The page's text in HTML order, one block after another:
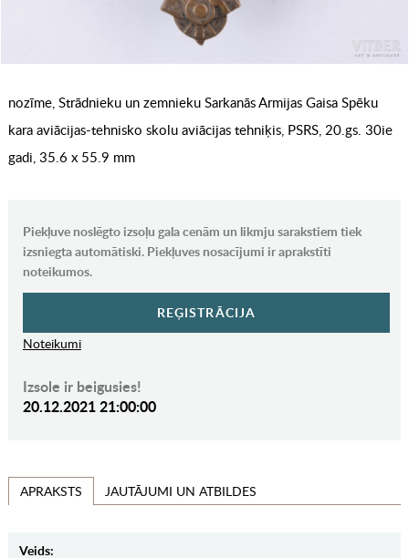
nozīme, Strādnieku un zemnieku Sarkanās Armijas Gaisa Spēku
kara aviācijas-tehnisko skolu aviācijas tehniķis, PSRS, 20.gs. 30ie
gadi, 35.6 x 55.9 mm
Piekļuve noslēgto izsoļu gala cenām un likmju sarakstiem tiek
izsniegta automātiski. Piekļuves nosacījumi ir aprakstīti
noteikumos.
REĢISTRĀCIJA
Noteikumi
Izsole ir beigusies!
20.12.2021 21:00:00
APRAKSTS JAUTĀJUMI UN ATBILDES
Veids: